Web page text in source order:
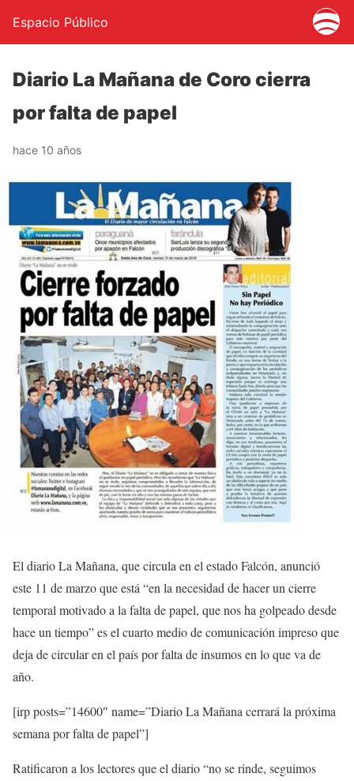
Espacio Público
Diario La Mañana de Coro cierra
por falta de papel
hace 10 años
El diario La Mañana, que circula en el estado Falcón, anunció
este 11 de marzo que está “en la necesidad de hacer un cierre
temporal motivado a la falta de papel, que nos ha golpeado desde
hace un tiempo” es el cuarto medio de comunicación impreso que
deja de circular en el país por falta de insumos en lo que va de
año.
[irp posts=”14600″ name=”Diario La Mañana cerrará la próxima
semana por falta de papel”]
Ratificaron a los lectores que el diario “no se rinde, seguimos